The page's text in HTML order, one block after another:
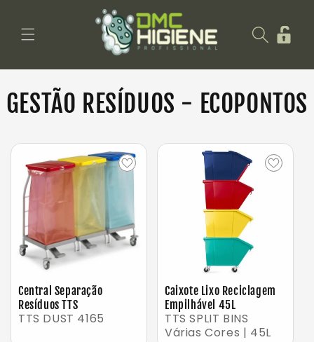
conteúdo
Iniciar
sessão
GESTÃO RESÍDUOS - ECOPONTOS
Central Separação
Resíduos TTS
TTS DUST 4165
Caixote Lixo Reciclagem
Empilhável 45L
TTS SPLIT BINS
Várias Cores | 45L